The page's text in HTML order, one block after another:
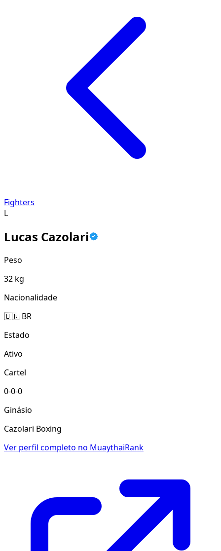
Fighters
L
Lucas Cazolari
Peso
32 kg
Nacionalidade
🇧🇷 BR
Estado
Ativo
Cartel
0-0-0
Ginásio
Cazolari Boxing
Ver perfil completo no MuaythaiRank